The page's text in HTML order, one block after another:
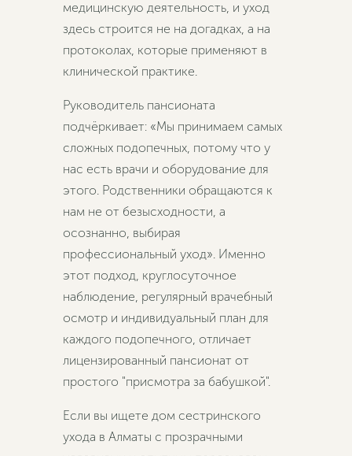
медицинскую деятельность, и уход
здесь строится не на догадках, а на
протоколах, которые применяют в
клинической практике.
Руководитель пансионата
подчёркивает: «Мы принимаем самых
сложных подопечных, потому что у
нас есть врачи и оборудование для
этого. Родственники обращаются к
нам не от безысходности, а
осознанно, выбирая
профессиональный уход». Именно
этот подход, круглосуточное
наблюдение, регулярный врачебный
осмотр и индивидуальный план для
каждого подопечного, отличает
лицензированный пансионат от
простого "присмотра за бабушкой".
Если вы ищете дом сестринского
ухода в Алматы с прозрачными